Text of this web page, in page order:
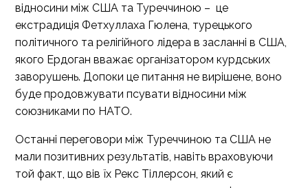
відносини між США та Туреччиною – це
екстрадиція Фетхуллаха Гюлена, турецького
політичного та релігійного лідера в засланні в США,
якого Ердоган вважає організатором курдських
заворушень. Допоки це питання не вирішене, воно
буде продовжувати псувати відносини між
союзниками по НАТО.
Останні переговори між Туреччиною та США не
мали позитивних результатів, навіть враховуючи
той факт, що вів їх Рекс Тіллерсон, який є